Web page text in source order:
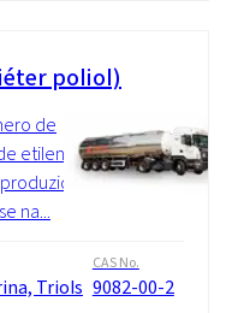
poliol)
de
etileno
na...
Triols
CAS No.
9082-00-2